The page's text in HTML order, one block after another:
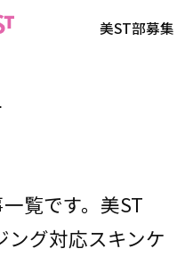
美ST部募集
覧です。美ST
ング対応スキンケ